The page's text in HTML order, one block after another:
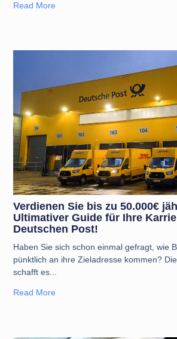
Read More
Verdienen Sie bis zu 50.000€
Ultimativer Guide für Ihre
Deutschen Post!
Haben Sie sich schon einmal gefragt, wie
pünktlich an ihre Zieladresse kommen?
schafft es
Read More